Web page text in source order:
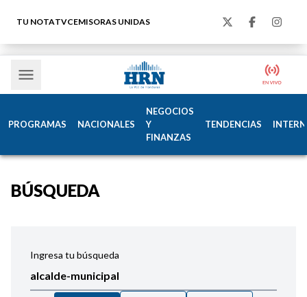
TU NOTATVCEMISORAS UNIDAS
PROGRAMAS NACIONALES
NEGOCIOS
Y
FINANZAS
TENDENCIAS
BÚSQUEDA
Ingresa tu búsqueda